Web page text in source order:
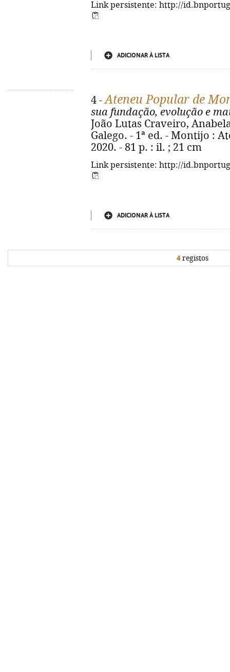
Link persistente: http://
ADICIONAR À LISTA
4 -Ateneu Popular de
sua fundação, evolução e
João Lutas Craveiro,
Galego. - 1ª ed. - Montijo :
2020. - 81 p. : il. ; 21 cm
Link persistente: http://
ADICIONAR À LISTA
4registos